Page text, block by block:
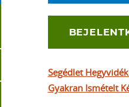
Segédlet
Gyakran Ismételt